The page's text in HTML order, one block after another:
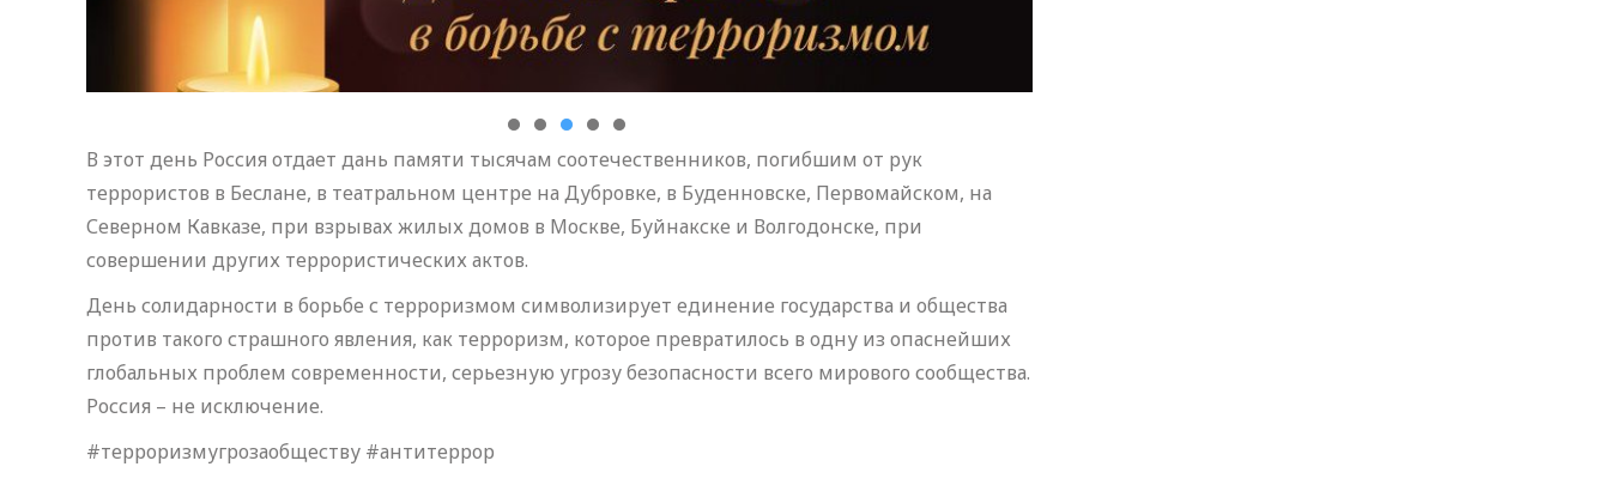
В этот день Россия отдает дань памяти тысячам соотечественников, погибшим от рук
террористов в Беслане, в театральном центре на Дубровке, в Буденновске, Первомайском, на
Северном Кавказе, при взрывах жилых домов в Москве, Буйнакске и Волгодонске, при
совершении других террористических актов.
День солидарности в борьбе с терроризмом символизирует единение государства и общества
против такого страшного явления, как терроризм, которое превратилось в одну из опаснейших
глобальных проблем современности, серьезную угрозу безопасности всего мирового сообщества.
Россия – не исключение.
#терроризмугрозаобществу #антитеррор